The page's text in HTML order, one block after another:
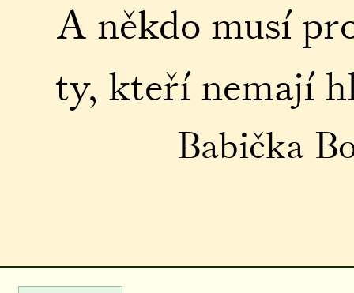
A někdo musí
ty, kteří nemají
Babička